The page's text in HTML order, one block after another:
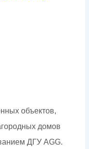
объектов,
домов
ДГУ AGG.